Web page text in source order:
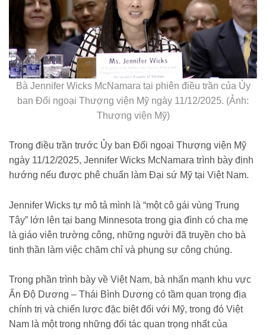
Bà Jennifer Wicks McNamara tại phiên điều trần của Ủy
ban Đối ngoại Thượng viện Mỹ ngày 11/12/2025. (Ảnh:
Thượng viện Mỹ)
Trong điều trần trước Ủy ban Đối ngoại Thượng viện Mỹ
ngày 11/12/2025, Jennifer Wicks McNamara trình bày định
hướng nếu được phê chuẩn làm Đại sứ Mỹ tại Việt Nam.
Jennifer Wicks tự mô tả mình là “một cô gái vùng Trung
Tây” lớn lên tại bang Minnesota trong gia đình có cha mẹ
là giáo viên trường công, những người đã truyền cho bà
tinh thần làm việc chăm chỉ và phụng sự công chúng.
Trong phần trình bày về Việt Nam, bà nhấn mạnh khu vực
Ấn Độ Dương – Thái Bình Dương có tầm quan trọng địa
chính trị và chiến lược đặc biệt đối với Mỹ, trong đó Việt
Nam là một trong những đối tác quan trọng nhất của